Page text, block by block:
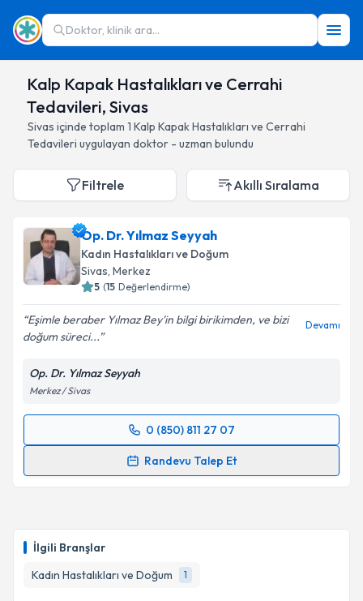
Doktor, klinik ara...
Kalp Kapak Hastalıkları ve Cerrahi
Tedavileri, Sivas
Sivas içinde toplam 1 Kalp Kapak Hastalıkları ve Cerrahi
Tedavileri uygulayan doktor - uzman bulundu
İlgili Branşlar
Kadın Hastalıkları ve Doğum
1
Filtrele Akıllı Sıralama
Op. Dr. Yılmaz Seyyah
Kadın Hastalıkları ve Doğum
Sivas, Merkez
5 (15 Değerlendirme)
Eşimle beraber Yılmaz Bey'in bilgi birikimden, ve bizi
doğum süreci...
Devamı
Op. Dr. Yılmaz Seyyah
Merkez / Sivas
0 (850) 811 27 07
Randevu Talep Et
Randevu Takvimi Talebi
E-posta Adresiniz